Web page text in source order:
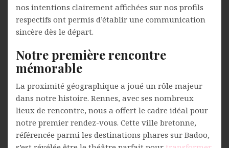
nos intentions clairement affichées sur nos profils
respectifs ont permis d’établir une communication
sincère dès le départ.
Notre première rencontre
mémorable
La proximité géographique a joué un rôle majeur
dans notre histoire. Rennes, avec ses nombreux
lieux de rencontre, nous a offert le cadre idéal pour
notre premier rendez-vous. Cette ville bretonne,
référencée parmi les destinations phares sur Badoo,